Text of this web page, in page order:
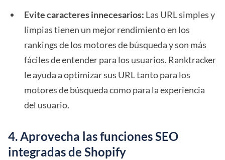
Evite caracteres innecesarios: Las URL simples y
limpias tienen un mejor rendimiento en los
rankings de los motores de búsqueda y son más
fáciles de entender para los usuarios. Ranktracker
le ayuda a optimizar sus URL tanto para los
motores de búsqueda como para la experiencia
del usuario.
4. Aprovecha las funciones SEO
integradas de Shopify